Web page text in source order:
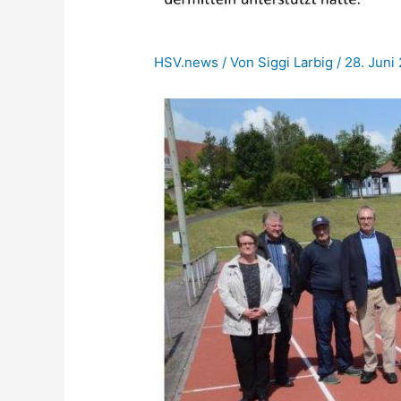
HSV.news / Von Siggi Larbig / 28. Juni